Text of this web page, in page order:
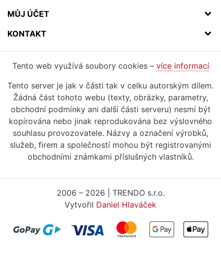
MŮJ ÚČET
KONTAKT
Tento web využívá soubory cookies – více informací
Tento server je jak v části tak v celku autorským dílem.
Žádná část tohoto webu (texty, obrázky, parametry,
obchodní podmínky ani další části serveru) nesmí být
kopírována nebo jinak reprodukována bez výslovného
souhlasu provozovatele. Názvy a označení výrobků,
služeb, firem a společností mohou být registrovanými
obchodními známkami příslušných vlastníků.
2006 – 2026 | TRENDO s.r.o.
Vytvořil Daniel Hlaváček